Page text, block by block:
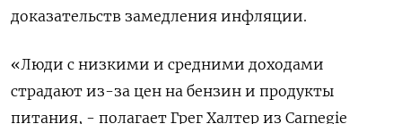
доказательств замедления инфляции.
«Люди с низкими и средними доходами
страдают из-за цен на бензин и продукты
питания, - полагает Грег Халтер из Carnegie